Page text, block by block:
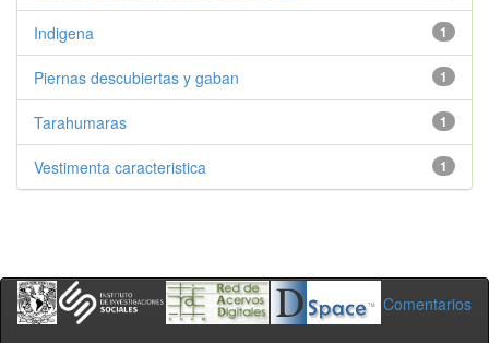
1
Indigena
1
Piernas descubiertas y gaban
1
Tarahumaras
1
Vestimenta caracteristica
Comentarios